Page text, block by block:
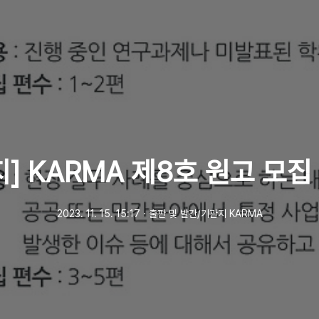
] KARMA 제8호 원고 모집
2023. 11. 15. 15:17 ㆍ출판 및 발간/기관지 KARMA